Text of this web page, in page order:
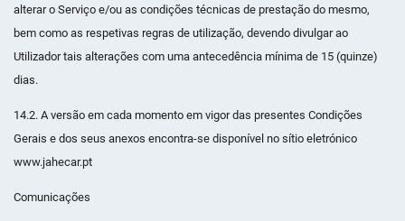
alterar o Serviço e/ou as condições técnicas de prestação do mesmo,
bem como as respetivas regras de utilização, devendo divulgar ao
Utilizador tais alterações com uma antecedência mínima de 15 (quinze)
dias.
14.2. A versão em cada momento em vigor das presentes Condições
Gerais e dos seus anexos encontra-se disponível no sítio eletrónico
www.jahecar.pt
Comunicações